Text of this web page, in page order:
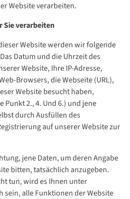
Website verarbeiten.
Sie verarbeiten
Website werden wir folgende
Datum und die Uhrzeit des
Website, Ihre IP-Adresse,
Browsers, die Webseite (URL),
Website besucht haben,
Punkt 2., 4. Und 6.) und jene
durch Ausfüllen des
auf unserer Website zur
jene Daten, um deren Angabe
bitten, tatsächlich anzugeben.
tun, wird es Ihnen unter
sein, alle Funktionen der Website